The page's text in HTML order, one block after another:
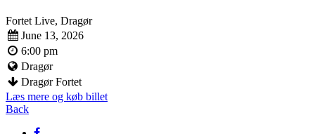
Fortet Live, Dragør
June 13, 2026
6:00 pm
Dragør
Dragør Fortet
Læs mere og køb billet
Back